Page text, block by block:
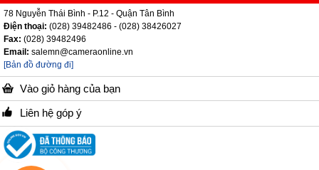
78 Nguyễn Thái Bình - P.12 - Quận Tân Bình
Điện thoại: (028) 39482486 - (028) 38426027
Fax: (028) 39482496
Email: salemn@cameraonline.vn
[Bản đồ đường đi]
Vào giỏ hàng của bạn
Liên hệ góp ý